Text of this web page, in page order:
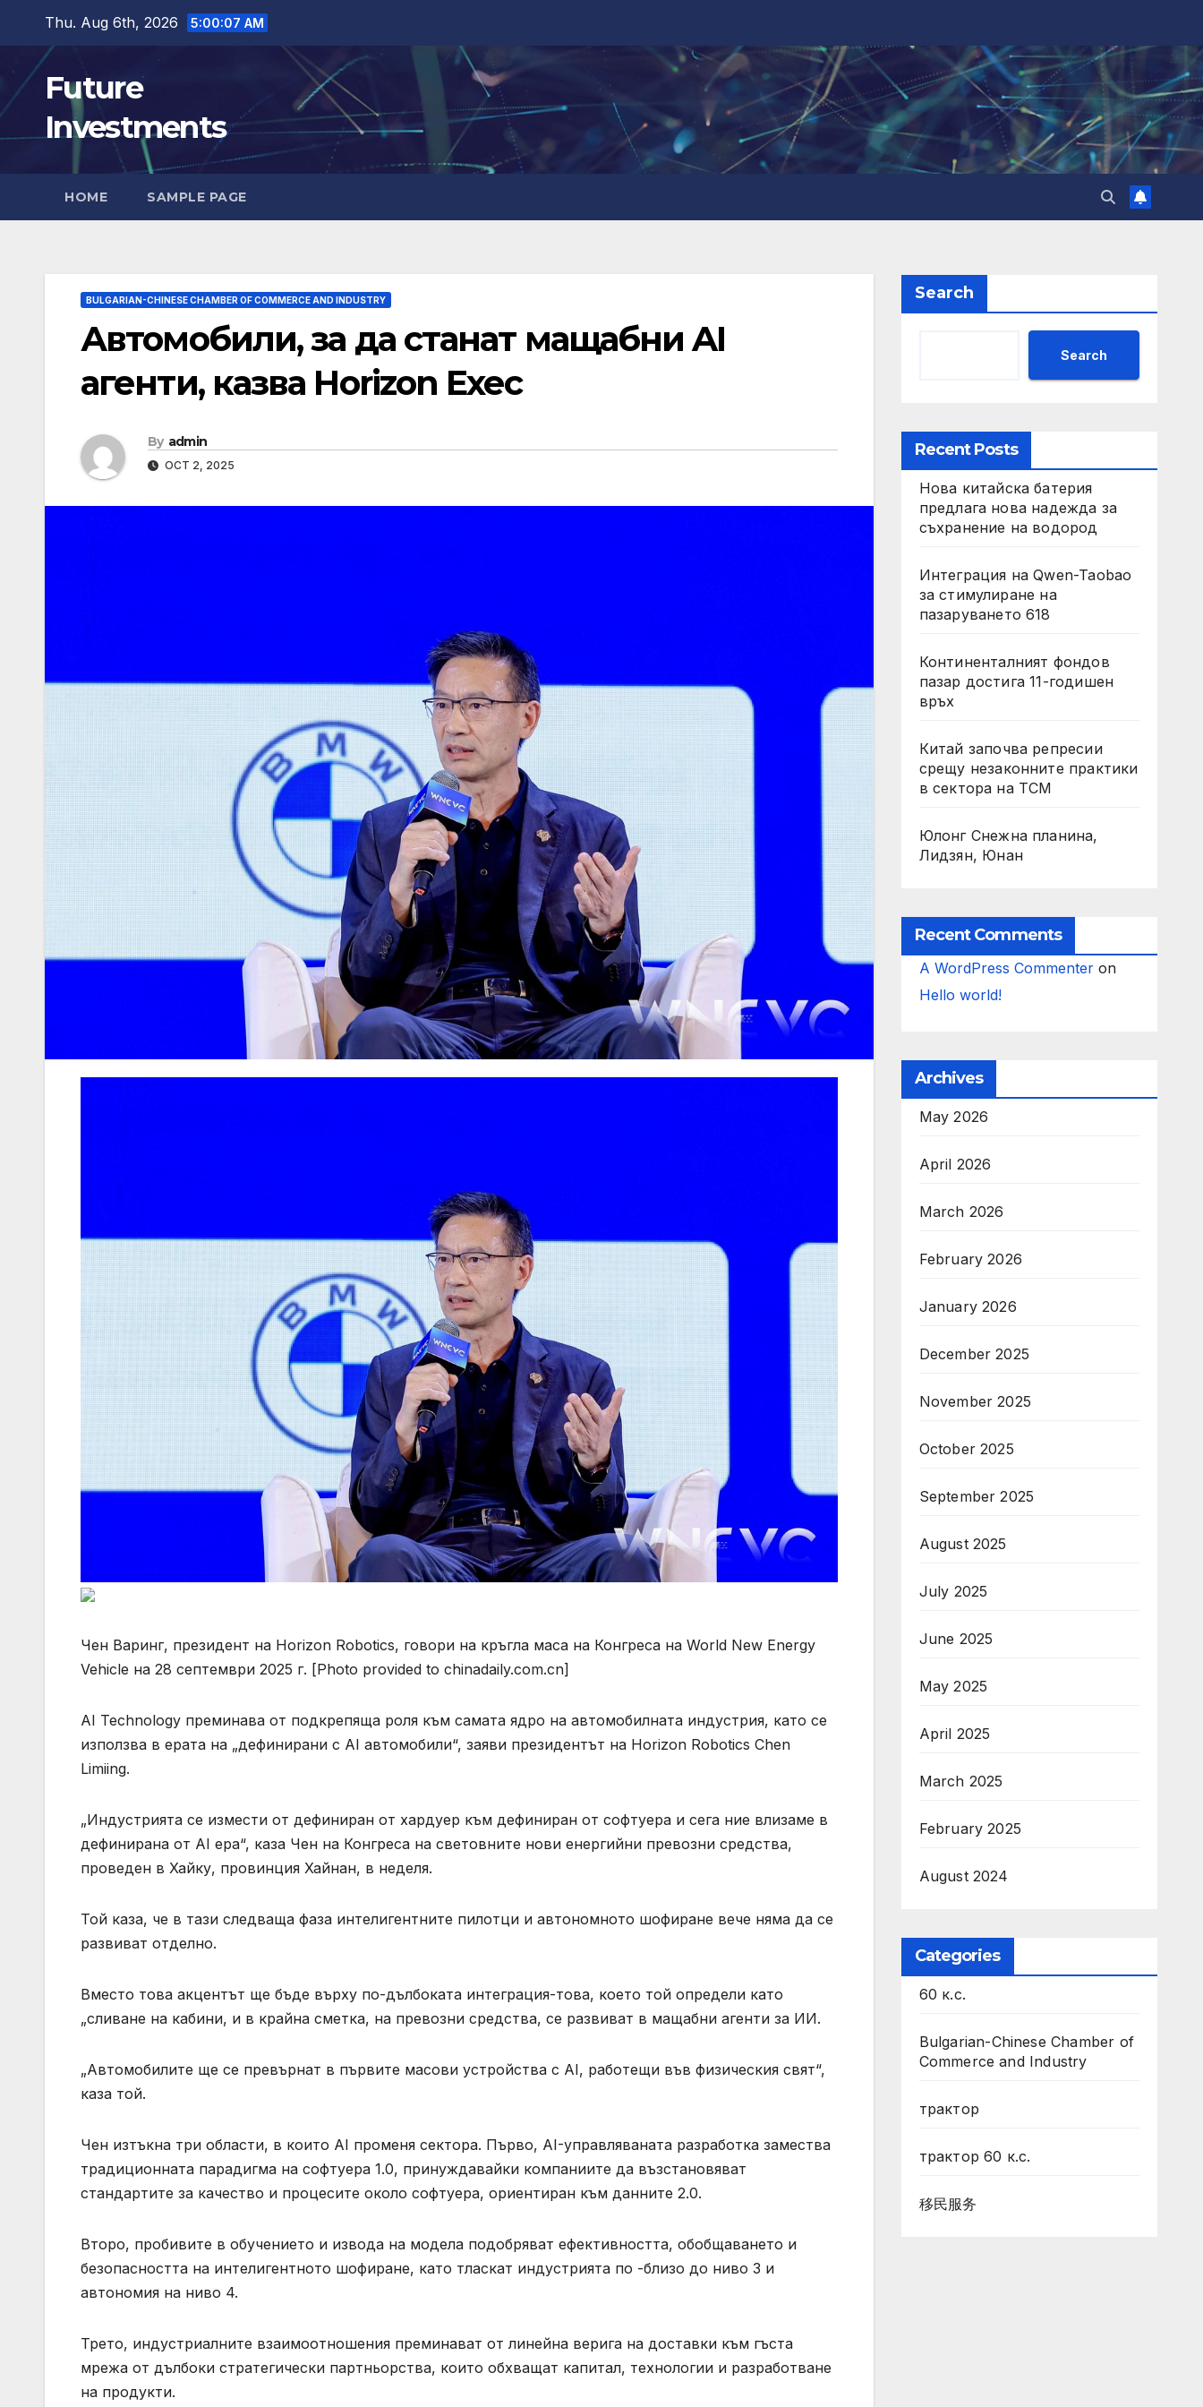
content
Thu. Aug 6th, 2026 5:00:09 AM
Future
Investments
HOME SAMPLE PAGE
BULGARIAN-CHINESE CHAMBER OF COMMERCE AND INDUSTRY
Автомобили, за да станат мащабни AI
агенти, казва Horizon Exec
By admin
OCT 2, 2025
Чен Варинг, президент на Horizon Robotics, говори на кръгла маса на Конгреса на World New Energy
Vehicle на 28 септември 2025 г. [Photo provided to chinadaily.com.cn]
AI Technology преминава от подкрепяща роля към самата ядро ​​на автомобилната индустрия, като се
използва в ерата на „дефинирани с AI автомобили“, заяви президентът на Horizon Robotics Chen
Limiing.
„Индустрията се измести от дефиниран от хардуер към дефиниран от софтуера и сега ние влизаме в
дефинирана от AI ера“, каза Чен на Конгреса на световните нови енергийни превозни средства,
проведен в Хайку, провинция Хайнан, в неделя.
Той каза, че в тази следваща фаза интелигентните пилотци и автономното шофиране вече няма да се
развиват отделно.
Вместо това акцентът ще бъде върху по-дълбоката интеграция-това, което той определи като
„сливане на кабини, и в крайна сметка, на превозни средства, се развиват в мащабни агенти за ИИ.
„Автомобилите ще се превърнат в първите масови устройства с AI, работещи във физическия свят“,
каза той.
Чен изтъкна три области, в които AI променя сектора. Първо, AI-управляваната разработка замества
традиционната парадигма на софтуера 1.0, принуждавайки компаниите да възстановяват
стандартите за качество и процесите около софтуера, ориентиран към данните 2.0.
Второ, пробивите в обучението и извода на модела подобряват ефективността, обобщаването и
безопасността на интелигентното шофиране, като тласкат индустрията по -близо до ниво 3 и
автономия на ниво 4.
Трето, индустриалните взаимоотношения преминават от линейна верига на доставки към гъста
мрежа от дълбоки стратегически партньорства, които обхващат капитал, технологии и разработване
на продукти.
Search
Search
Recent Posts
Нова китайска батерия
предлага нова надежда за
съхранение на водород
Интеграция на Qwen-Taobao
за стимулиране на
пазаруването 618
Континенталният фондов
пазар достига 11-годишен
връх
Китай започва репресии
срещу незаконните практики
в сектора на TCM
Юлонг Снежна планина,
Лидзян, Юнан
Recent Comments
A WordPress Commenteron
Hello world!
Archives
May 2026
April 2026
March 2026
February 2026
January 2026
December 2025
November 2025
October 2025
September 2025
August 2025
July 2025
June 2025
May 2025
April 2025
March 2025
February 2025
August 2024
Categories
60 к.с.
Bulgarian-Chinese Chamber of
Commerce and Industry
трактор
трактор 60 к.с.
移民服务